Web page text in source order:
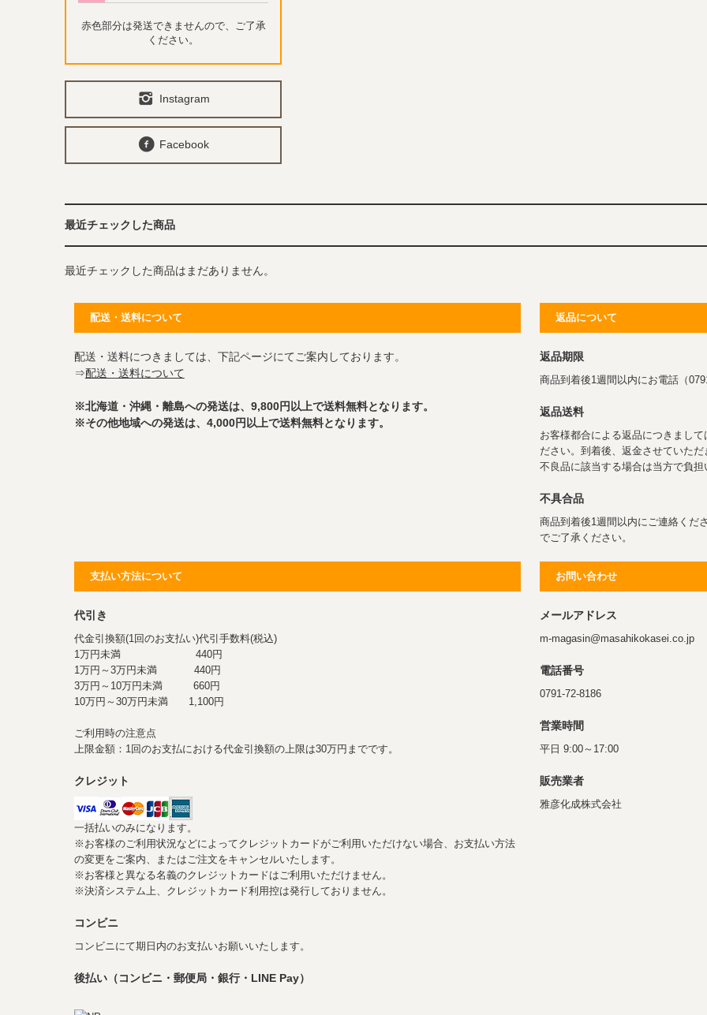
赤色部分は発送できませんので、ご了承
ください。
Instagram
Facebook
最近チェックした商品
最近チェックした商品はまだありません。
配送・送料について
配送・送料につきましては、下記ページにてご案内しております。
⇒配送・送料について
※北海道・沖縄・離島への発送は、9,800円以上で送料無料となります。
※その他地域への発送は、4,000円以上で送料無料となります。
返品について
返品期限
商品到着後1週間以内にお電話（
返品送料
お客様都合による返品につきまし
ださい。到着後、返金させていただ
不良品に該当する場合は当方で負担
不具合品
商品到着後1週間以内にご連絡くだ
でご了承ください。
支払い方法について
代引き
代金引換額(1回のお支払い)代引手数料(税込)
1万円未満 440円
1万円～3万円未満 440円
3万円～10万円未満 660円
10万円～30万円未満 1,100円
ご利用時の注意点
上限金額：1回のお支払における代金引換額の上限は30万円までです。
クレジット
一括払いのみになります。
※お客様のご利用状況などによってクレジットカードがご利用いただけない場合、お支払い方法
の変更をご案内、またはご注文をキャンセルいたします。
※お客様と異なる名義のクレジットカードはご利用いただけません。
※決済システム上、クレジットカード利用控は発行しておりません。
コンビニ
コンビニにて期日内のお支払いお願いいたします。
後払い（コンビニ・郵便局・銀行・LINE Pay）
お問い合わせ
メールアドレス
m-magasin@masahikokasei.co.jp
電話番号
0791-72-8186
営業時間
平日 9:00～17:00
販売業者
雅彦化成株式会社